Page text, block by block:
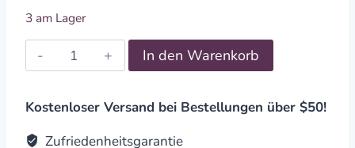
3 am Lager
Edelsteinarmband
Tigerauge
8mm
In den Warenkorb
Kostenloser Versand bei Bestellungen über $50!
Zufriedenheitsgarantie